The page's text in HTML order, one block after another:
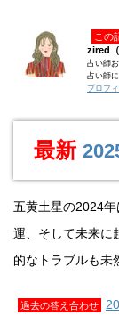
この
zired（
占い師
占い師
プロフ
最新
五黄土星の2024
運、そして未来に
的なトラブルも未
過去の答え合わせ